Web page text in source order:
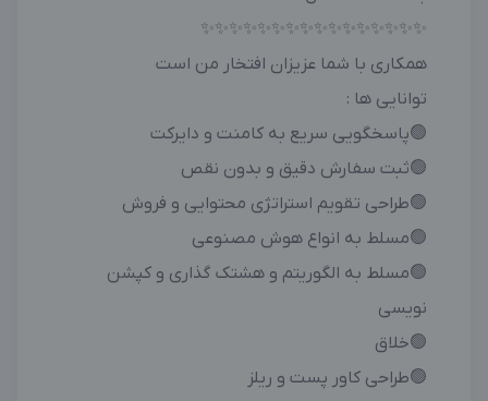
✨✨✨✨✨✨✨✨✨✨✨✨✨✨✨✨
همکاری با شما عزیزان افتخار من است
توانایی ها :
🟢پاسخگویی سریع به کامنت و دایرکت
🟢ثبت سفارش دقیق و بدون نقص
🟢طراحی تقویم استراتژی محتوایی و فروش
🟢مسلط به انواع هوش مصنوعی
🟢مسلط به الگوریتم و هشتک گذاری و کپشن
نویسی
🟢خلاق
🟢طراحی کاور پست و ریلز